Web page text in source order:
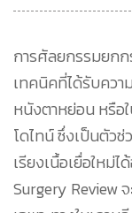
การศัลยกรรมยก
เทคนิคที่ได้รับคว
หนังตาหย่อน หรือ
โดไทน์ ซึ่งเป็นตัว
เรียงเนื้อเยื่อใหม่
Surgery Review